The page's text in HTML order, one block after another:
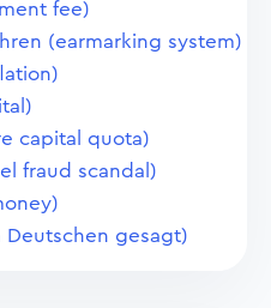
fee)
(earmarking system)
capital quota)
fraud scandal)
Deutschen gesagt)